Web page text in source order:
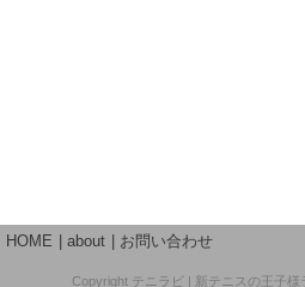
HOME about お問い合わせ
Copyright テニラビ | 新テニスの王子